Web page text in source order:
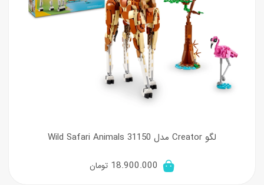
لگو Creator مدل 31150 Wild Safari Animals
18.900.000 تومان